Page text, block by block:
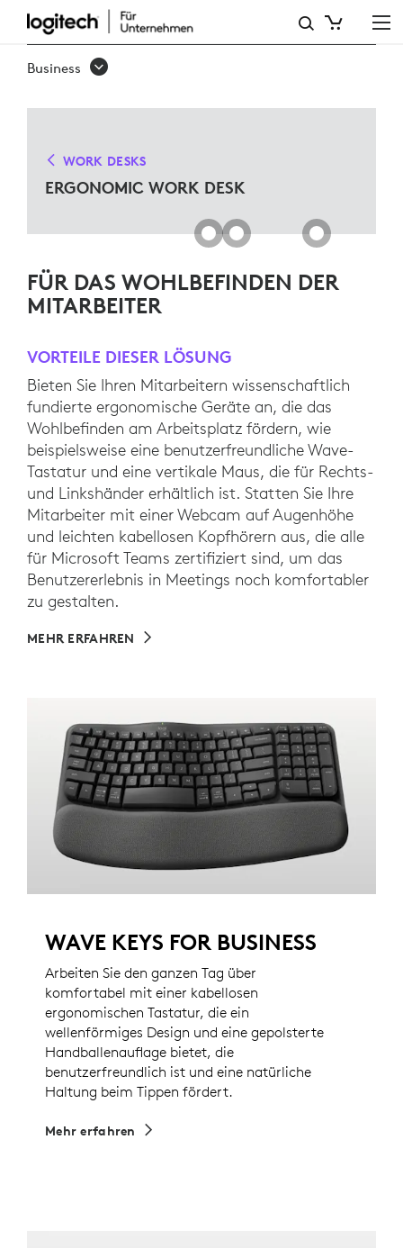
ERGO
WORK
FÜR
MICROSOFT
TEAMS
Business
WORK DESKS
ERGONOMIC WORK DESK
FÜR DAS WOHLBEFINDEN DER
MITARBEITER
VORTEILE DIESER LÖSUNG
Bieten Sie Ihren Mitarbeitern wissenschaftlich
fundierte ergonomische Geräte an, die das
Wohlbefinden am Arbeitsplatz fördern, wie
beispielsweise eine benutzerfreundliche Wave-
Tastatur und eine vertikale Maus, die für Rechts-
und Linkshänder erhältlich ist. Statten Sie Ihre
Mitarbeiter mit einer Webcam auf Augenhöhe
und leichten kabellosen Kopfhörern aus, die alle
für Microsoft Teams zertifiziert sind, um das
Benutzererlebnis in Meetings noch komfortabler
zu gestalten.
MEHR ERFAHREN
WAVE KEYS FOR BUSINESS
Arbeiten Sie den ganzen Tag über
komfortabel mit einer kabellosen
ergonomischen Tastatur, die ein
wellenförmiges Design und eine gepolsterte
Handballenauflage bietet, die
benutzerfreundlich ist und eine natürliche
Haltung beim Tippen fördert.
Mehr erfahren